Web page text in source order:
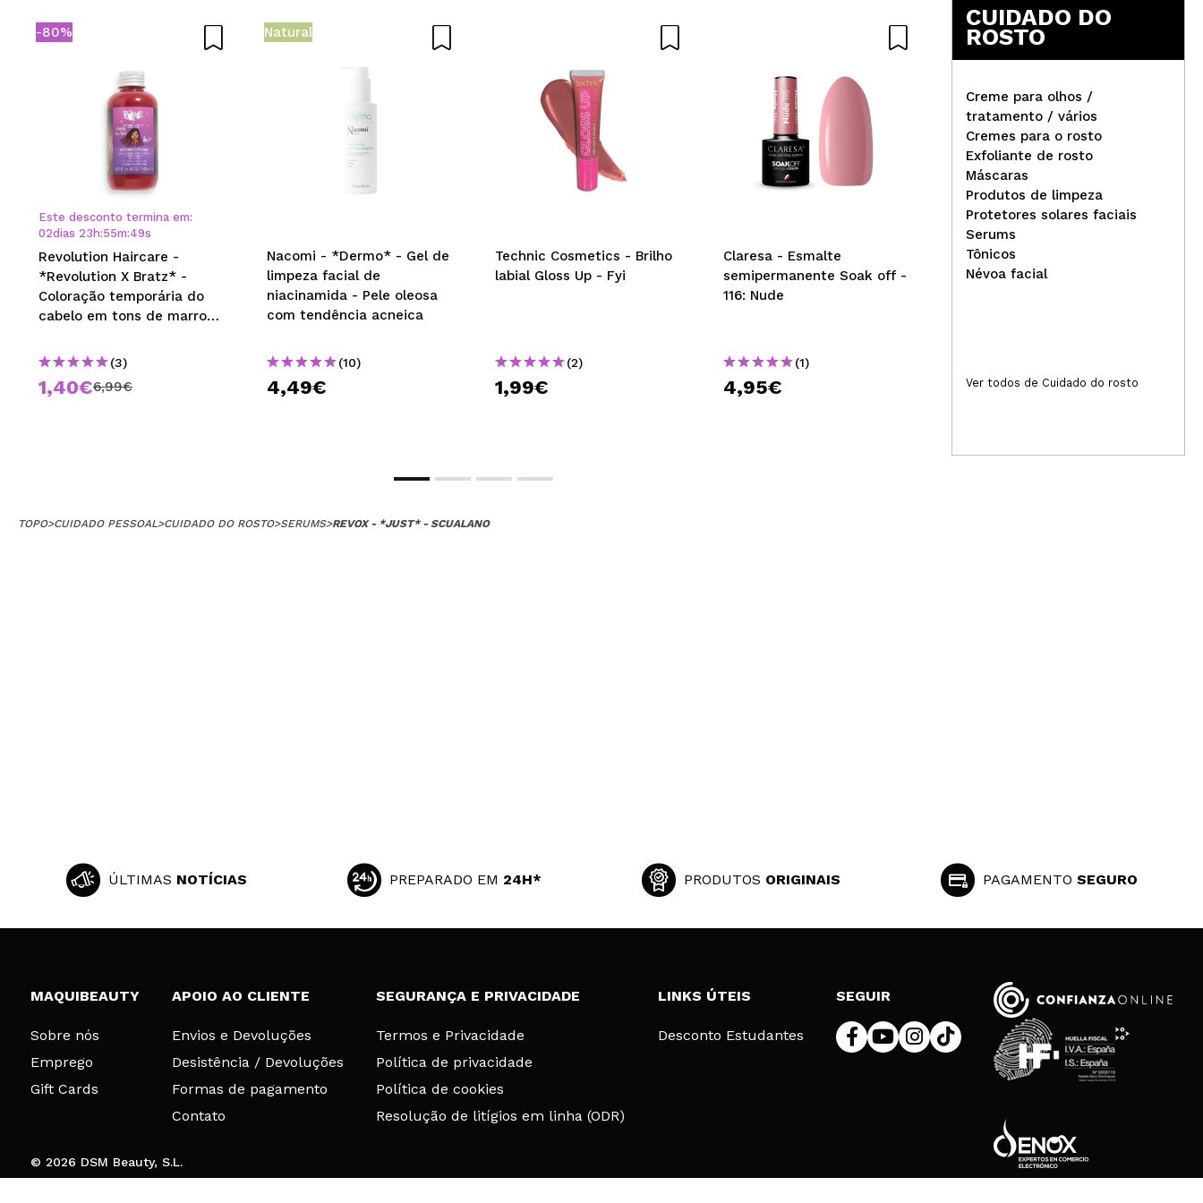
-80%
Este desconto termina em:
02dias 23 h:55m:49s
Revolution Haircare -
*Revolution X Bratz* -
Coloração temporária do
cabelo em tons de marrom
(3)
1,40€6,99€
Natural
Nacomi - *Dermo* - Gel de
limpeza facial de
niacinamida - Pele oleosa
com tendência acneica
(10)
4,49€
Technic Cosmetics - Brilho
labial Gloss Up - Fyi
(2)
1,99€
Claresa - Esmalte
semipermanente Soak off -
116: Nude
(1)
4,95€
Claresa - Esmalte
semipermanente Soak off -
2: Neon
4,95€
CUIDADO DO
ROSTO
Creme para olhos /
tratamento / vários
Cremes para o rosto
Exfoliante de rosto
Máscaras
Produtos de limpeza
Protetores solares faciais
Serums
Tônicos
Névoa facial
Ver todos de Cuidado do rosto
TOPO>CUIDADO PESSOAL>CUIDADO DO ROSTO>SERUMS>REVOX - *JUST* - SCUALANO
ÚLTIMAS NOTÍCIAS PREPARADO EM 24H* PRODUTOS ORIGINAIS PAGAMENTOSEGURO
MAQUIBEAUTY
Sobre nós
Emprego
Gift Cards
APOIO AO CLIENTE
Envios e Devoluções
Desistência / Devoluções
Formas de pagamento
Contato
SEGURANÇA E PRIVACIDADE
Termos e Privacidade
Política de privacidade
Política de cookies
Resolução de litígios em linha (ODR)
LINKS ÚTEIS
Desconto Estudantes
SEGUIR
© 2026 DSM Beauty, S.L.